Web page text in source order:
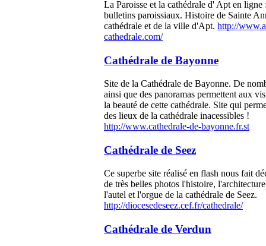
La Paroisse et la cathédrale d' Apt en ligne
bulletins paroissiaux. Histoire de Sainte
cathédrale et de la ville d'Apt. http://
cathedrale.com/
Cathédrale de Bayonne
Site de la Cathédrale de Bayonne. De
ainsi que des panoramas permettent aux
la beauté de cette cathédrale. Site qui
des lieux de la cathédrale inacessibles !
http://www.cathedrale-de-bayonne.fr.st
Cathédrale de Seez
Ce superbe site réalisé en flash nous fait
de très belles photos l'histoire,
l'autel et l'orgue de la cathédrale de Seez.
http://diocesedeseez.cef.fr/cathedrale/
Cathédrale de Verdun